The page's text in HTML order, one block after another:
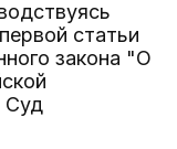
статьи
закона "О
Суд